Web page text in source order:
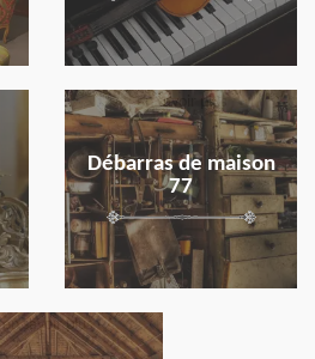
Débarras de maison
77
en savoir plus
en savoir plus